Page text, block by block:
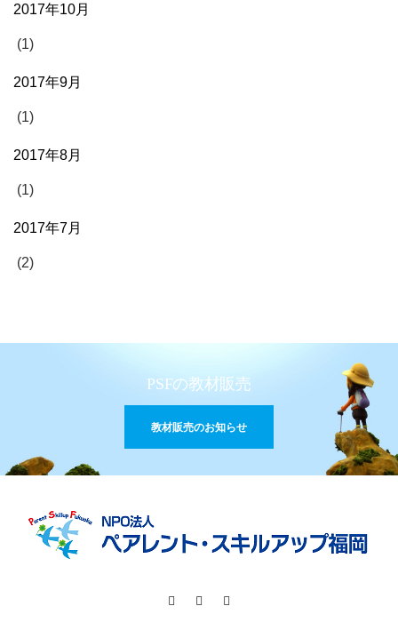
2017年10月
(1)
2017年9月
(1)
2017年8月
(1)
2017年7月
(2)
PSFの教材販売
教材販売のお知らせ
FacebookInstagram